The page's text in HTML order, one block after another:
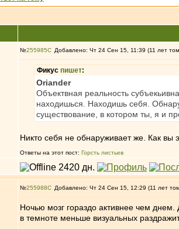
№255985 Добавлено: Чт 24 Сен 15, 11:39 (11 лет
Фикус пишет:
Oriander
Объектвная реальность
находишься. Находишь себя.
существование, в котором ты, я и
Никто себя не обнаруживает же. Как вы
Ответы на этот пост: Горсть листьев
№255988 Добавлено: Чт 24 Сен 15, 12:29 (11 лет
Ночью мозг гораздо активнее чем днем.
в темноте меньше визуальных